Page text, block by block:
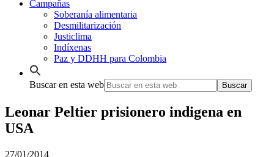
Campañas
Soberanía alimentaria
Desmilitarización
Justiclima
Indíxenas
Paz y DDHH para Colombia
Buscar en esta web
Leonar Peltier prisionero indigena en
USA
27/01/2014